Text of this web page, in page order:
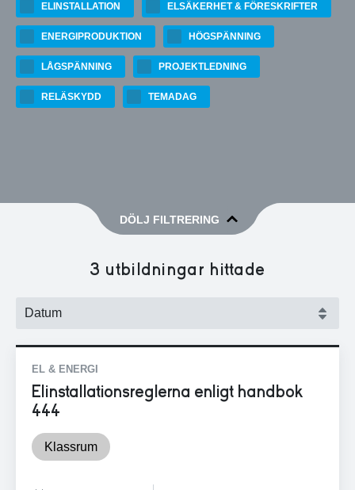
ELINSTALLATION ELSÄKERHET & FÖRESKRIFTER
ENERGIPRODUKTION HÖGSPÄNNING
LÅGSPÄNNING PROJEKTLEDNING
RELÄSKYDD TEMADAG
DÖLJ FILTRERING
3 utbildningar hittade
EL & ENERGI
Elinstallationsreglerna enligt handbok
444
Klassrum